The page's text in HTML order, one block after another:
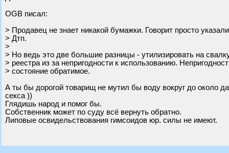
OGB писал:
> Продавец не знает никакой бумажки. Говорит просто
> Дтп.
>
> Но ведь это две большие разницы - утилизировать на
> реестра из за непригодности к использованию.
> состояние обратимое.
А ты бы дорогой товарищ не мутил бы воду вокруг до около
секса ))
Глядишь народ и помог бы.
Собственник может по суду всё вернуть обратно.
Липовые освидельствования гимсоидов юр. силы не имеют.